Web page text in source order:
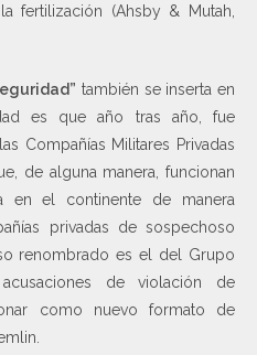
fertilización (Ahsby & Mutah,
también se inserta en
es que año tras año, fue
Compañías Militares Privadas
de alguna manera, funcionan
en el continente de manera
privadas de sospechoso
renombrado es el del Grupo
de violación de
como nuevo formato de